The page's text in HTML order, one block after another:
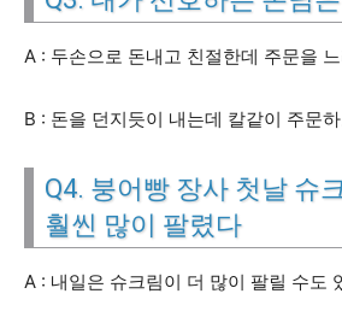
A : 두손으로 돈내고 친절한데 주문을
B : 돈을 던지듯이 내는데 칼같이 주문
Q4. 붕어빵 장사 첫날 슈
훨씬 많이 팔렸다
A : 내일은 슈크림이 더 많이 팔릴 수도